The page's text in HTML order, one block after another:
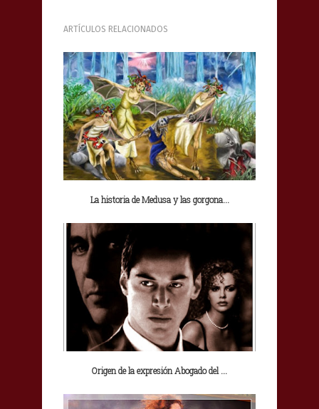
ARTÍCULOS RELACIONADOS
La historia de Medusa y las gorgona...
Origen de la expresión Abogado del ...